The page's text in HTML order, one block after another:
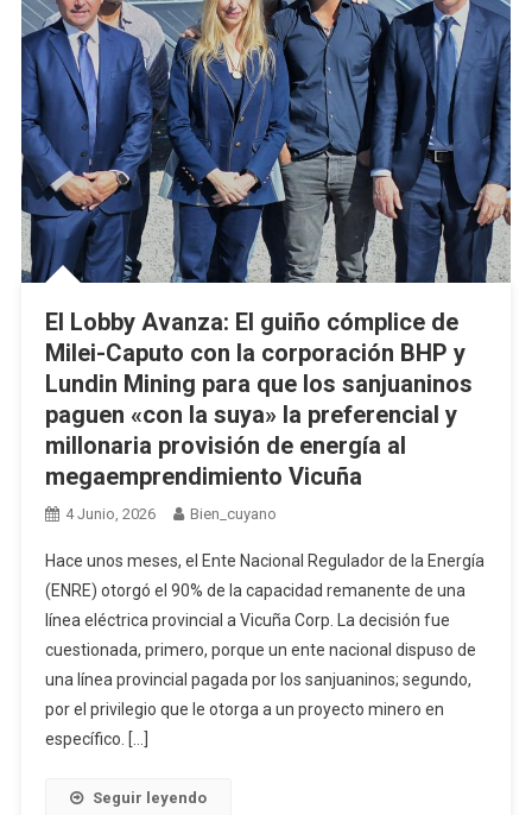
El Lobby Avanza: El guiño cómplice de
Milei-Caputo con la corporación BHP y
Lundin Mining para que los sanjuaninos
paguen «con la suya» la preferencial y
millonaria provisión de energía al
megaemprendimiento Vicuña
4 Junio, 2026 Bien_cuyano
Hace unos meses, el Ente Nacional Regulador de la Energía
(ENRE) otorgó el 90% de la capacidad remanente de una
línea eléctrica provincial a Vicuña Corp. La decisión fue
cuestionada, primero, porque un ente nacional dispuso de
una línea provincial pagada por los sanjuaninos; segundo,
por el privilegio que le otorga a un proyecto minero en
específico. […]
Seguir leyendo